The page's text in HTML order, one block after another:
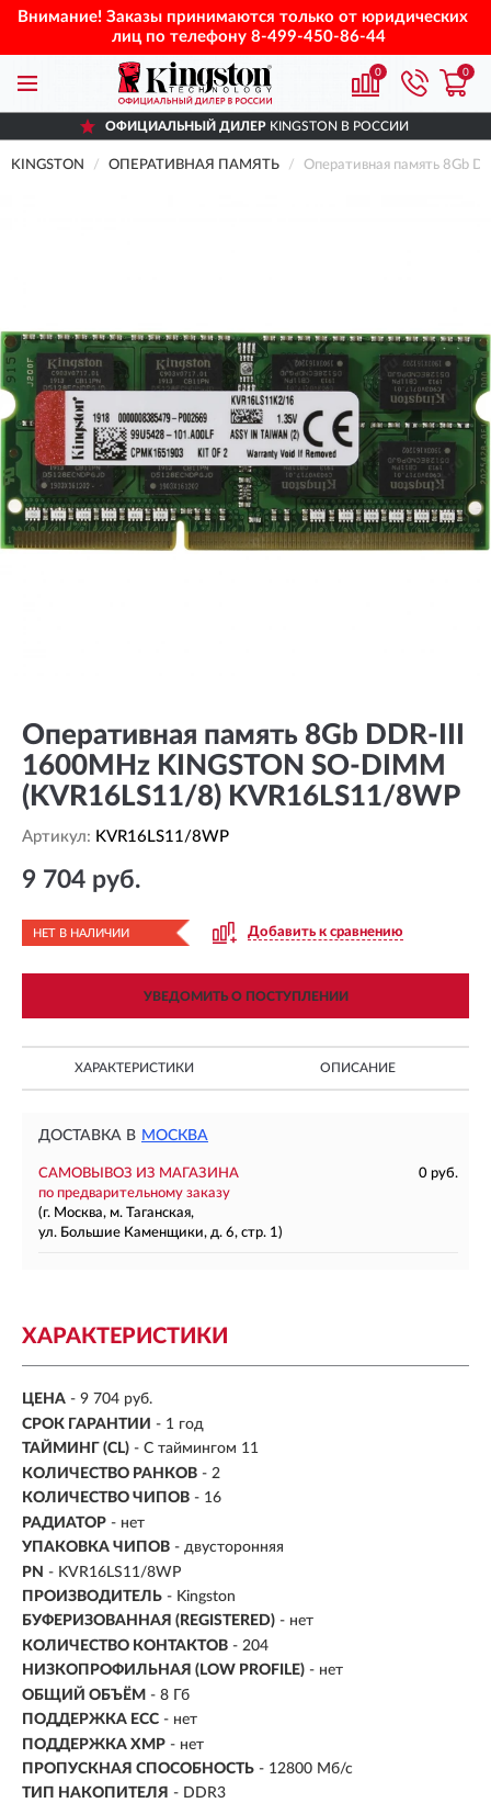
Внимание! Заказы принимаются только от юридических
лиц по телефону 8-499-450-86-44
0 0
ОФИЦИАЛЬНЫЙ ДИЛЕР KINGSTON В РОССИИ
KINGSTON ОПЕРАТИВНАЯ ПАМЯТЬ Оперативная память 8Gb
Оперативная память 8Gb DDR-III
1600MHz KINGSTON SO-DIMM
(KVR16LS11/8) KVR16LS11/8WP
Артикул: KVR16LS11/8WP
9 704 руб.
НЕТ В НАЛИЧИИ Добавить к сравнению
УВЕДОМИТЬ О ПОСТУПЛЕНИИ
ХАРАКТЕРИСТИКИ ОПИСАНИЕ
ДОСТАВКА В МОСКВА
САМОВЫВОЗ ИЗ МАГАЗИНА
0 руб.
по предварительному заказу
(г. Москва, м. Таганская,
ул. Большие Каменщики, д. 6, стр. 1)
ХАРАКТЕРИСТИКИ
ЦЕНА - 9 704 руб.
СРОК ГАРАНТИИ - 1 год
ТАЙМИНГ (CL) - С таймингом 11
КОЛИЧЕСТВО РАНКОВ - 2
КОЛИЧЕСТВО ЧИПОВ - 16
РАДИАТОР - нет
УПАКОВКА ЧИПОВ - двусторонняя
PN - KVR16LS11/8WP
ПРОИЗВОДИТЕЛЬ - Kingston
БУФЕРИЗОВАННАЯ (REGISTERED) - нет
КОЛИЧЕСТВО КОНТАКТОВ - 204
НИЗКОПРОФИЛЬНАЯ (LOW PROFILE) - нет
ОБЩИЙ ОБЪЁМ - 8 Гб
ПОДДЕРЖКА ECC - нет
ПОДДЕРЖКА XMP - нет
ПРОПУСКНАЯ СПОСОБНОСТЬ - 12800 Мб/с
ТИП НАКОПИТЕЛЯ - DDR3